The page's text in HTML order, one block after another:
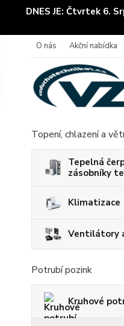
DNES JE: Čtvrtek 6.
O nás Akční nabídka
Topení, chlazení a
Tepelná
zásobníky
Klimatizace
Ventilátory
Potrubí pozink
Kruhové